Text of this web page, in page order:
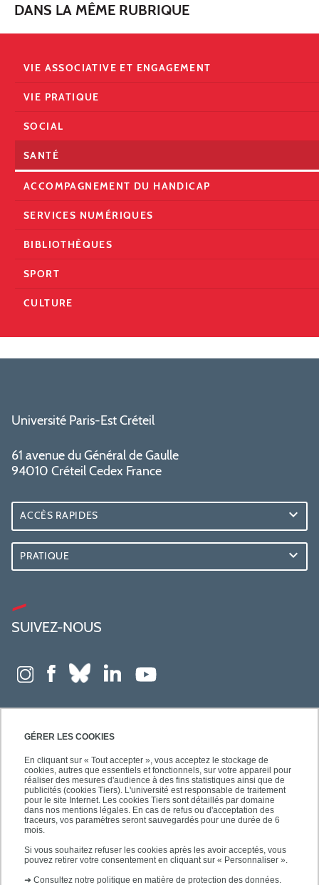
GÉRER LES COOKIES
En cliquant sur « Tout accepter », vous acceptez le stockage de
cookies, autres que essentiels et fonctionnels, sur votre appareil pour
réaliser des mesures d'audience à des fins statistiques ainsi que de
publicités (cookies Tiers). L'université est responsable de traitement
pour le site Internet. Les cookies Tiers sont détaillés par domaine
dans nos mentions légales. En cas de refus ou d'acceptation des
traceurs, vos paramètres seront sauvegardés pour une durée de 6
mois.
Si vous souhaitez refuser les cookies après les avoir acceptés, vous
pouvez retirer votre consentement en cliquant sur « Personnaliser ».
➜ Consultez notre politique en matière de protection des données.
DANS LA MÊME RUBRIQUE
VIE ASSOCIATIVE ET ENGAGEMENT
VIE PRATIQUE
SOCIAL
SANTÉ
ACCOMPAGNEMENT DU HANDICAP
SERVICES NUMÉRIQUES
BIBLIOTHÈQUES
SPORT
CULTURE
Université Paris-Est Créteil
61 avenue du Général de Gaulle
94010 Créteil Cedex France
ACCÈS RAPIDES
PRATIQUE
SUIVEZ-NOUS